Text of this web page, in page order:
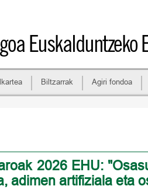
Euskalduntzeko
Biltzarrak Agiri fondoa
2026 EHU:
adimen artifiziala eta